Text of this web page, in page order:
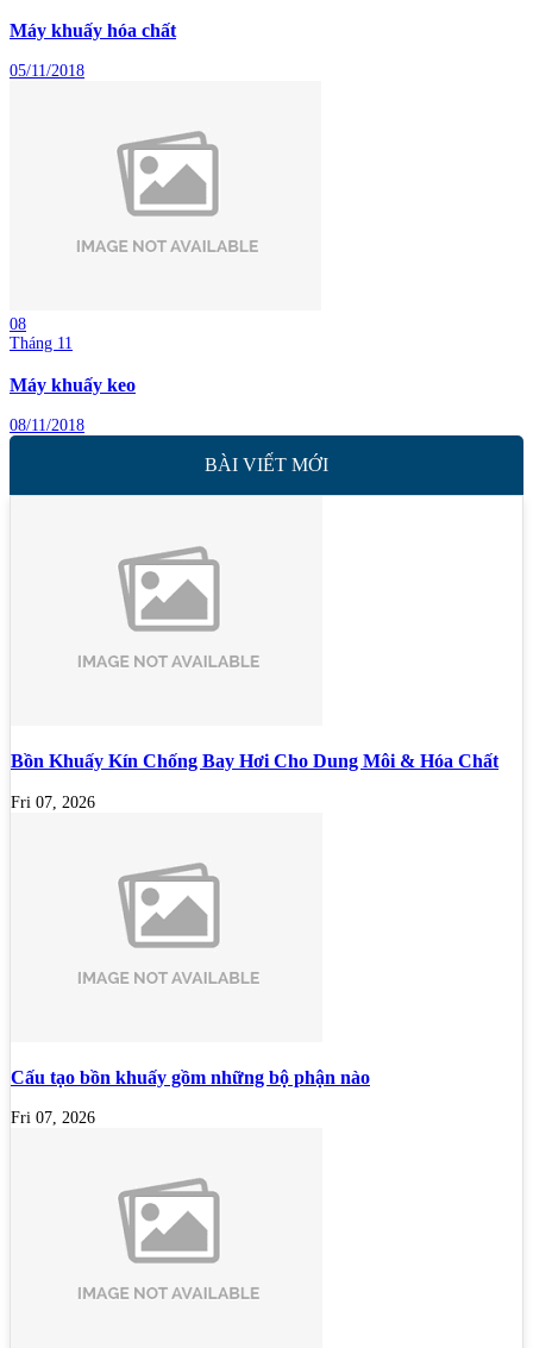
Máy khuấy hóa chất
05/11/2018
08
Tháng 11
Máy khuấy keo
08/11/2018
BÀI VIẾT MỚI
Bồn Khuấy Kín Chống Bay Hơi Cho Dung Môi & Hóa Chất
Fri 07, 2026
Cấu tạo bồn khuấy gồm những bộ phận nào
Fri 07, 2026